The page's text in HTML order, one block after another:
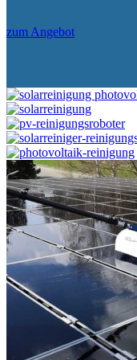
zum Angebot